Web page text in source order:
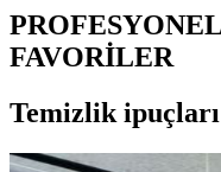
FAVORİLER
Temizlik ipuçları